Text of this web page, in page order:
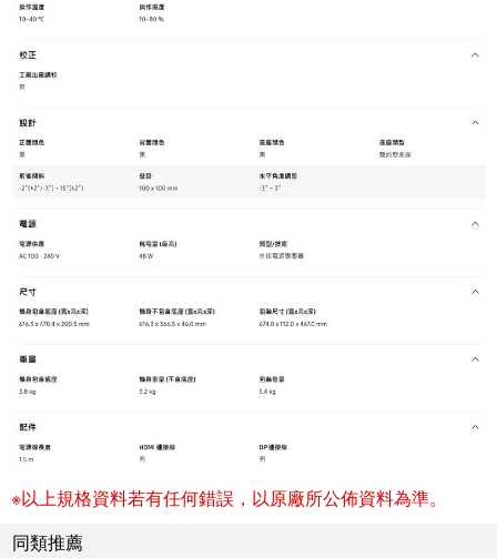
※以上規格資料若有任何錯誤，以原廠所公佈資料為準。
同類推薦